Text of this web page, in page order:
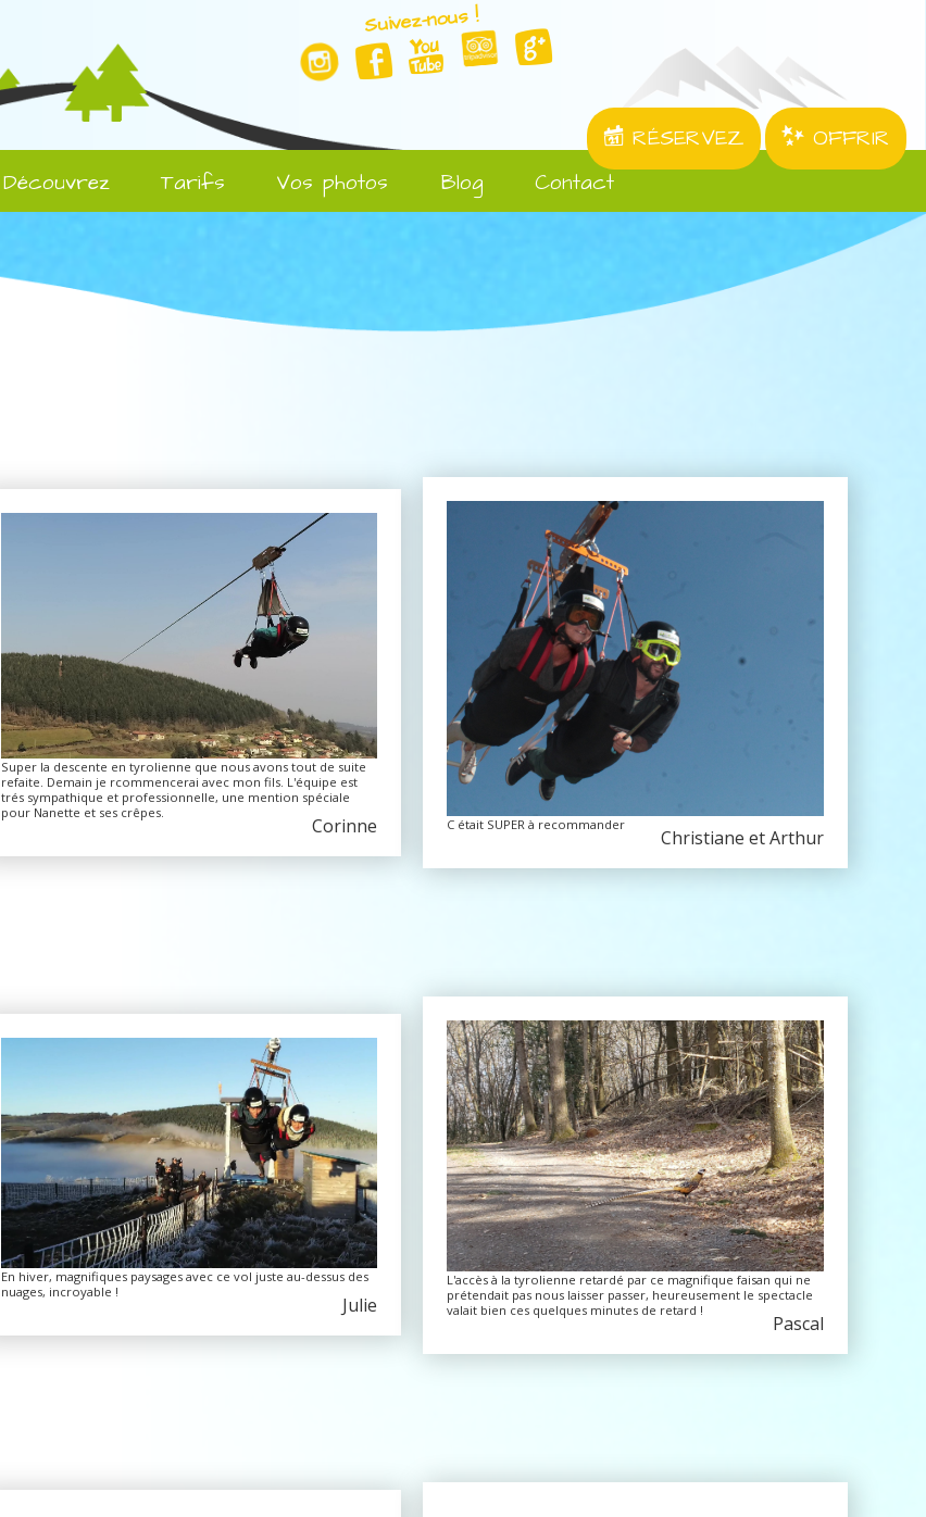
Suivez-nous !
RÉSERVEZ
OFFRIR
Découvrez Tarifs Vos photos Blog Contact
Super la descente en tyrolienne que nous avons tout de suite
refaite. Demain je rcommencerai avec mon fils. L'équipe est
trés sympathique et professionnelle, une mention spéciale
pour Nanette et ses crêpes.
Corinne C était SUPER à recommander
Christiane et Arthur
En hiver, magnifiques paysages avec ce vol juste au-dessus des
nuages, incroyable !
Julie
L'accès à la tyrolienne retardé par ce magnifique faisan qui ne
prétendait pas nous laisser passer, heureusement le spectacle
valait bien ces quelques minutes de retard !
Pascal